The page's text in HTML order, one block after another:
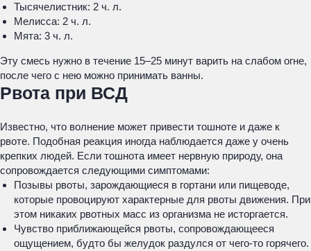
Тысячелистник: 2 ч. л.
Мелисса: 2 ч. л.
Мята: 3 ч. л.
Эту смесь нужно в течение 15–25 минут варить на слабом огне,
после чего с нею можно принимать ванны.
Рвота при ВСД
Известно, что волнение может привести тошноте и даже к
рвоте. Подобная реакция иногда наблюдается даже у очень
крепких людей. Если тошнота имеет нервную природу, она
сопровождается следующими симптомами:
Позывы рвоты, зарождающиеся в гортани или пищеводе,
которые провоцируют характерные для рвоты движения. При
этом никаких рвотных масс из организма не исторгается.
Чувство приближающейся рвоты, сопровождающееся
ощущением, будто бы желудок раздулся от чего-то горячего.